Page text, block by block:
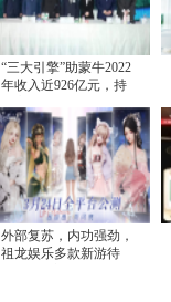
“三大引擎”助蒙牛2022
年收入近926亿元，持
外部复苏，内功强劲，
祖龙娱乐多款新游待